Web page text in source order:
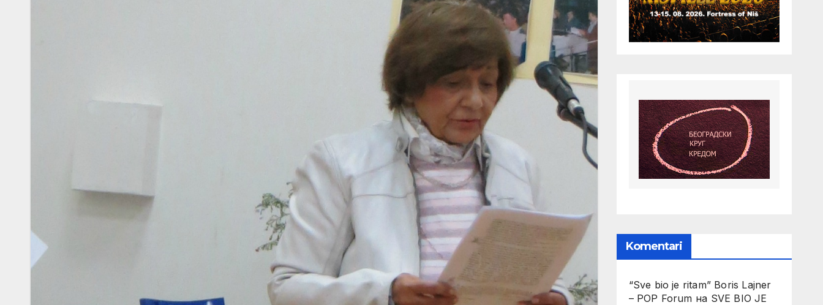
Komentari
“Sve bio je ritam” Boris Lajner
– POP Forum на SVE BIO JE